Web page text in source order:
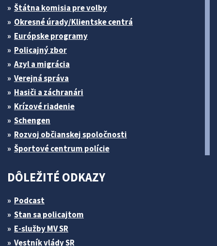
Štátna komisia pre volby
Okresné úrady/Klientske centrá
Európske programy
Policajný zbor
Azyl a migrácia
Verejná správa
Hasiči a záchranári
Krízové riadenie
Schengen
Rozvoj občianskej spoločnosti
Športové centrum polície
DÔLEŽITÉ ODKAZY
Podcast
Stan sa policajtom
E-služby MV SR
Vestník vlády SR